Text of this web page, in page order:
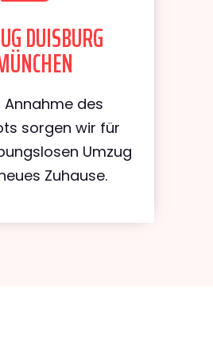
DUISBURG
Annahme des
sorgen wir für
Umzug
Zuhause.